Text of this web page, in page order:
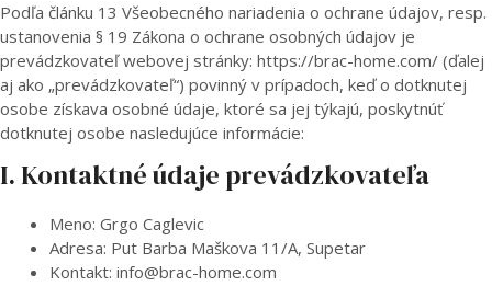
Podľa článku 13 Všeobecného nariadenia o ochrane údajov, resp.
ustanovenia § 19 Zákona o ochrane osobných údajov je
prevádzkovateľ webovej stránky: https://brac-home.com/ (ďalej
aj ako „prevádzkovateľ“) povinný v prípadoch, keď o dotknutej
osobe získava osobné údaje, ktoré sa jej týkajú, poskytnúť
dotknutej osobe nasledujúce informácie:
I. Kontaktné údaje prevádzkovateľa
Meno: Grgo Caglevic
Adresa: Put Barba Maškova 11/A, Supetar
Kontakt: info@brac-home.com